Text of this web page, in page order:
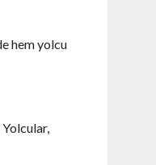
hem yolcu